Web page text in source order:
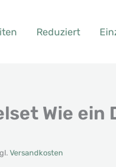
Reduziert
Wie ein
Versandkosten